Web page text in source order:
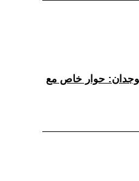
حوار خاص مع